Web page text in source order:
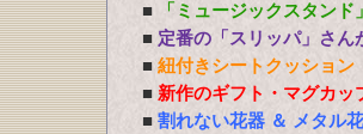
■
「ミュージックスタン
■ 定番の「スリッパ」さん
■ 紐付きシートクッション
■ 新作のギフト・マグカッ
■ 割れない花器 ＆ メタル